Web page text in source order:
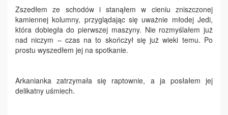
Zszedłem ze schodów i stanąłem w cieniu zniszczonej
kamiennej kolumny, przyglądając się uważnie młodej Jedi,
która dobiegła do pierwszej maszyny. Nie rozmyślałem już
nad niczym – czas na to skończył się już wieki temu. Po
prostu wyszedłem jej na spotkanie.
Arkanianka zatrzymała się raptownie, a ja posłałem jej
delikatny uśmiech.